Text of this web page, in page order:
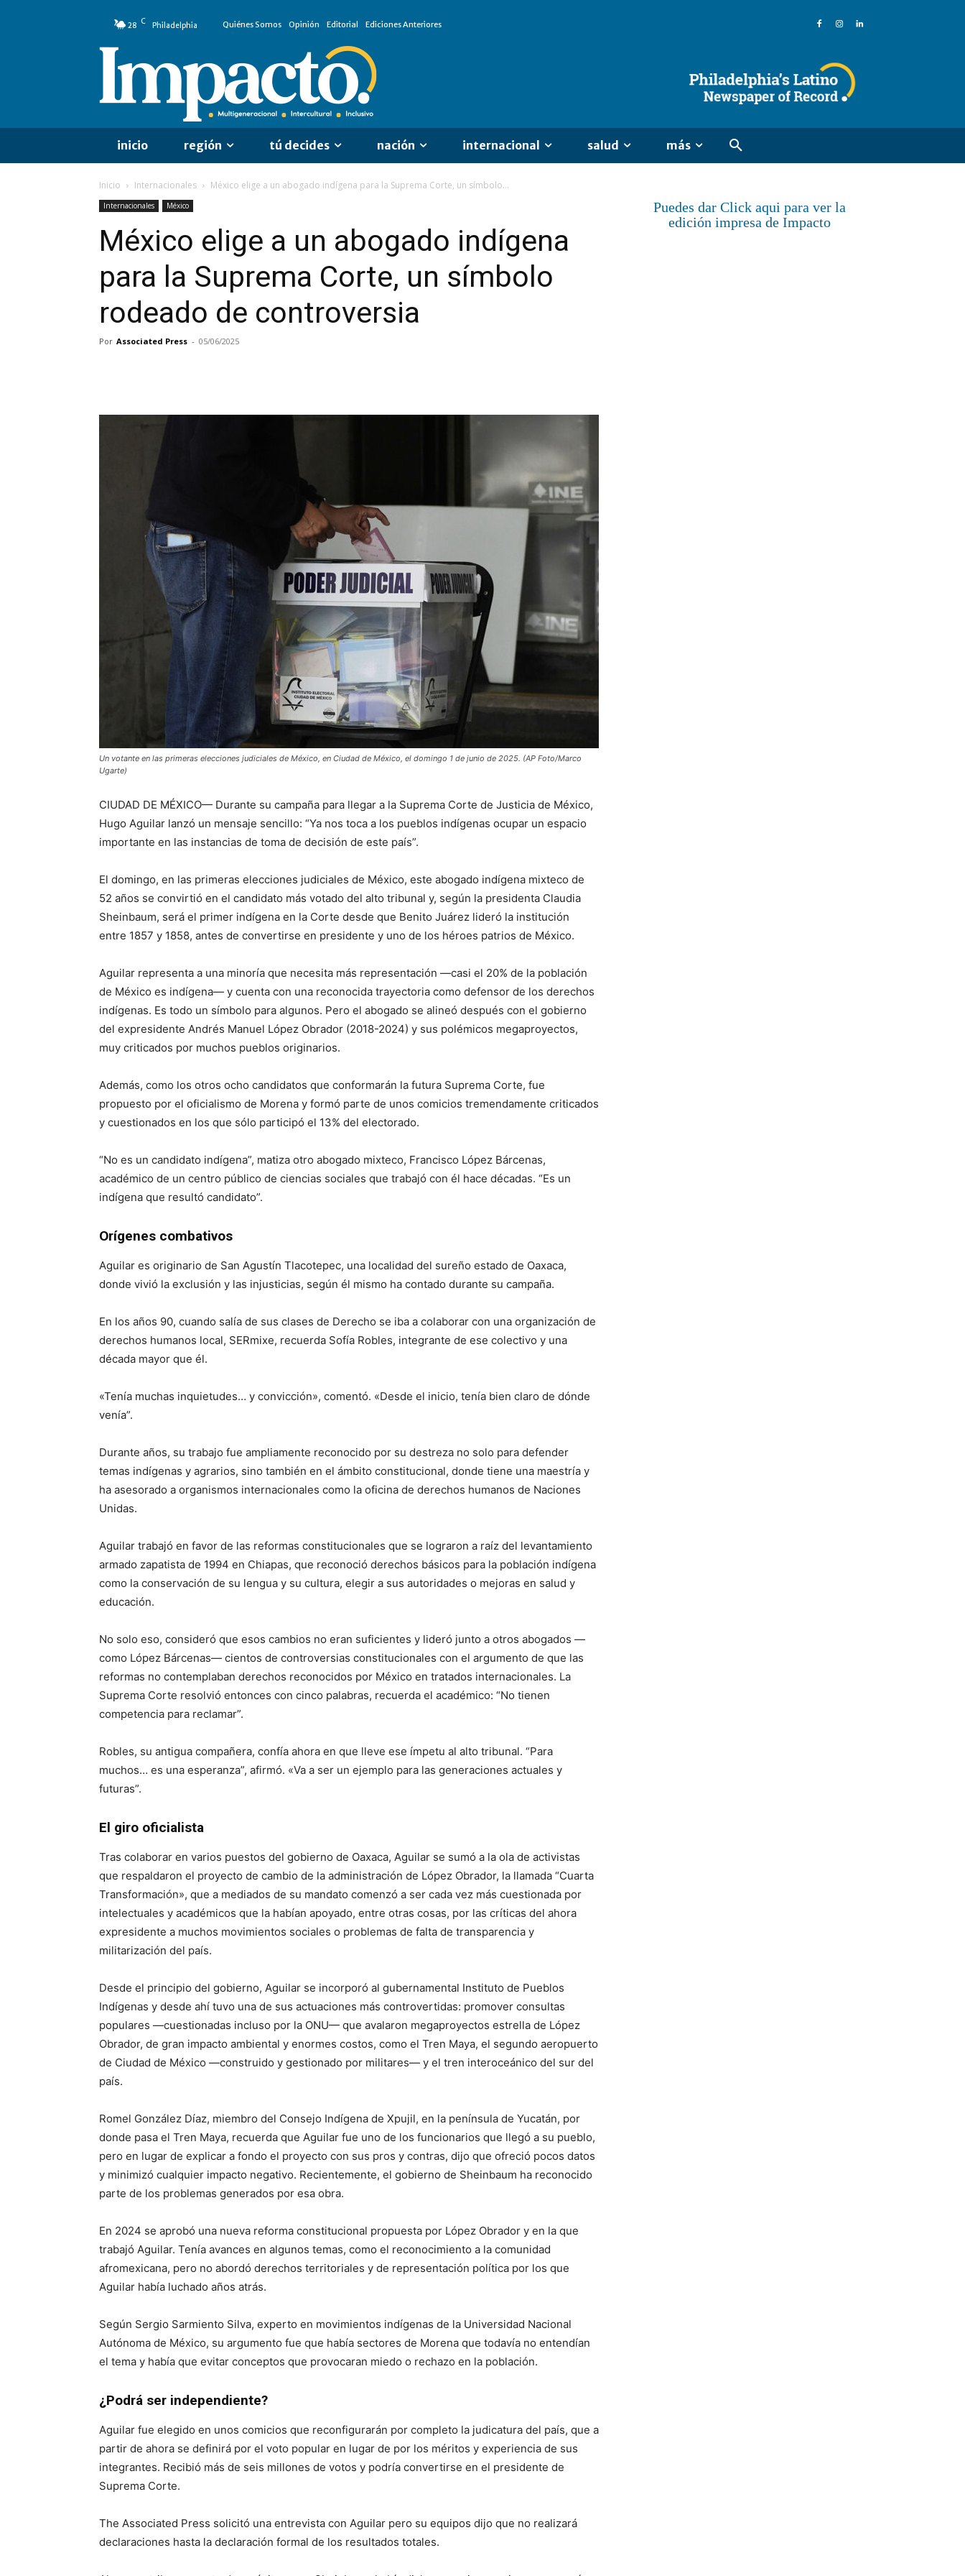
28 C Philadelphia Quiénes Somos Opinión Editorial Ediciones Anteriores
inicio región tú decides nación internacional salud más
Inicio Internacionales México elige a un abogado indígena para la Suprema Corte, un símbolo...
Internacionales México
México elige a un abogado indígena
para la Suprema Corte, un símbolo
rodeado de controversia
Por Associated Press - 05/06/2025
Un votante en las primeras elecciones judiciales de México, en Ciudad de México, el domingo 1 de junio de 2025. (AP Foto/Marco
Ugarte)
CIUDAD DE MÉXICO— Durante su campaña para llegar a la Suprema Corte de Justicia de México,
Hugo Aguilar lanzó un mensaje sencillo: “Ya nos toca a los pueblos indígenas ocupar un espacio
importante en las instancias de toma de decisión de este país”.
El domingo, en las primeras elecciones judiciales de México, este abogado indígena mixteco de
52 años se convirtió en el candidato más votado del alto tribunal y, según la presidenta Claudia
Sheinbaum, será el primer indígena en la Corte desde que Benito Juárez lideró la institución
entre 1857 y 1858, antes de convertirse en presidente y uno de los héroes patrios de México.
Aguilar representa a una minoría que necesita más representación —casi el 20% de la población
de México es indígena— y cuenta con una reconocida trayectoria como defensor de los derechos
indígenas. Es todo un símbolo para algunos. Pero el abogado se alineó después con el gobierno
del expresidente Andrés Manuel López Obrador (2018-2024) y sus polémicos megaproyectos,
muy criticados por muchos pueblos originarios.
Además, como los otros ocho candidatos que conformarán la futura Suprema Corte, fue
propuesto por el oficialismo de Morena y formó parte de unos comicios tremendamente criticados
y cuestionados en los que sólo participó el 13% del electorado.
“No es un candidato indígena”, matiza otro abogado mixteco, Francisco López Bárcenas,
académico de un centro público de ciencias sociales que trabajó con él hace décadas. “Es un
indígena que resultó candidato”.
Orígenes combativos
Aguilar es originario de San Agustín Tlacotepec, una localidad del sureño estado de Oaxaca,
donde vivió la exclusión y las injusticias, según él mismo ha contado durante su campaña.
En los años 90, cuando salía de sus clases de Derecho se iba a colaborar con una organización de
derechos humanos local, SERmixe, recuerda Sofía Robles, integrante de ese colectivo y una
década mayor que él.
«Tenía muchas inquietudes… y convicción», comentó. «Desde el inicio, tenía bien claro de dónde
venía”.
Durante años, su trabajo fue ampliamente reconocido por su destreza no solo para defender
temas indígenas y agrarios, sino también en el ámbito constitucional, donde tiene una maestría y
ha asesorado a organismos internacionales como la oficina de derechos humanos de Naciones
Unidas.
Aguilar trabajó en favor de las reformas constitucionales que se lograron a raíz del levantamiento
armado zapatista de 1994 en Chiapas, que reconoció derechos básicos para la población indígena
como la conservación de su lengua y su cultura, elegir a sus autoridades o mejoras en salud y
educación.
No solo eso, consideró que esos cambios no eran suficientes y lideró junto a otros abogados —
como López Bárcenas— cientos de controversias constitucionales con el argumento de que las
reformas no contemplaban derechos reconocidos por México en tratados internacionales. La
Suprema Corte resolvió entonces con cinco palabras, recuerda el académico: “No tienen
competencia para reclamar”.
Robles, su antigua compañera, confía ahora en que lleve ese ímpetu al alto tribunal. “Para
muchos… es una esperanza”, afirmó. «Va a ser un ejemplo para las generaciones actuales y
futuras”.
El giro oficialista
Tras colaborar en varios puestos del gobierno de Oaxaca, Aguilar se sumó a la ola de activistas
que respaldaron el proyecto de cambio de la administración de López Obrador, la llamada “Cuarta
Transformación», que a mediados de su mandato comenzó a ser cada vez más cuestionada por
intelectuales y académicos que la habían apoyado, entre otras cosas, por las críticas del ahora
expresidente a muchos movimientos sociales o problemas de falta de transparencia y
militarización del país.
Desde el principio del gobierno, Aguilar se incorporó al gubernamental Instituto de Pueblos
Indígenas y desde ahí tuvo una de sus actuaciones más controvertidas: promover consultas
populares —cuestionadas incluso por la ONU— que avalaron megaproyectos estrella de López
Obrador, de gran impacto ambiental y enormes costos, como el Tren Maya, el segundo aeropuerto
de Ciudad de México —construido y gestionado por militares— y el tren interoceánico del sur del
país.
Romel González Díaz, miembro del Consejo Indígena de Xpujil, en la península de Yucatán, por
donde pasa el Tren Maya, recuerda que Aguilar fue uno de los funcionarios que llegó a su pueblo,
pero en lugar de explicar a fondo el proyecto con sus pros y contras, dijo que ofreció pocos datos
y minimizó cualquier impacto negativo. Recientemente, el gobierno de Sheinbaum ha reconocido
parte de los problemas generados por esa obra.
En 2024 se aprobó una nueva reforma constitucional propuesta por López Obrador y en la que
trabajó Aguilar. Tenía avances en algunos temas, como el reconocimiento a la comunidad
afromexicana, pero no abordó derechos territoriales y de representación política por los que
Aguilar había luchado años atrás.
Según Sergio Sarmiento Silva, experto en movimientos indígenas de la Universidad Nacional
Autónoma de México, su argumento fue que había sectores de Morena que todavía no entendían
el tema y había que evitar conceptos que provocaran miedo o rechazo en la población.
¿Podrá ser independiente?
Aguilar fue elegido en unos comicios que reconfigurarán por completo la judicatura del país, que a
partir de ahora se definirá por el voto popular en lugar de por los méritos y experiencia de sus
integrantes. Recibió más de seis millones de votos y podría convertirse en el presidente de
Suprema Corte.
The Associated Press solicitó una entrevista con Aguilar pero su equipos dijo que no realizará
declaraciones hasta la declaración formal de los resultados totales.
Puedes dar Click aqui para ver la
edición impresa de Impacto